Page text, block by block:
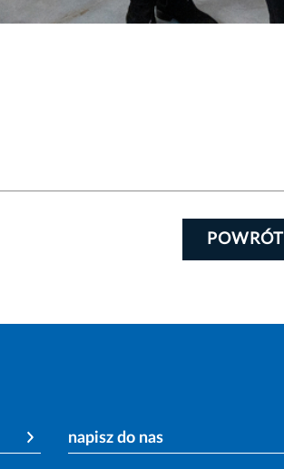
POWRÓT
napisz do nas